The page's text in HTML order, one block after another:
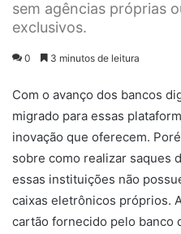
sem agências próprias
exclusivos.
0 3 minutos de leitura
Com o avanço dos bancos
migrado para essas
inovação que oferecem.
sobre como realizar saques
essas instituições não
caixas eletrônicos próprios.
cartão fornecido pelo banco